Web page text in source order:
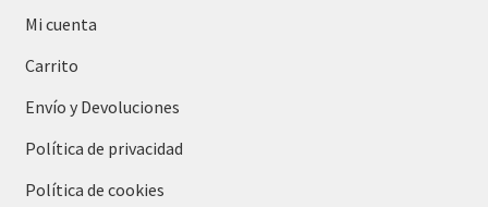
Mi cuenta
Carrito
Envío y Devoluciones
Política de privacidad
Política de cookies